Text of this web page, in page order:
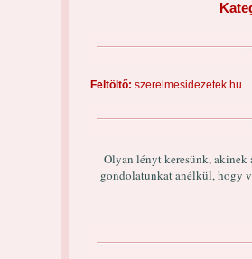
Feltöltő:
Olyan lényt keresünk, akinek
gondolatunkat anélkül, hogy